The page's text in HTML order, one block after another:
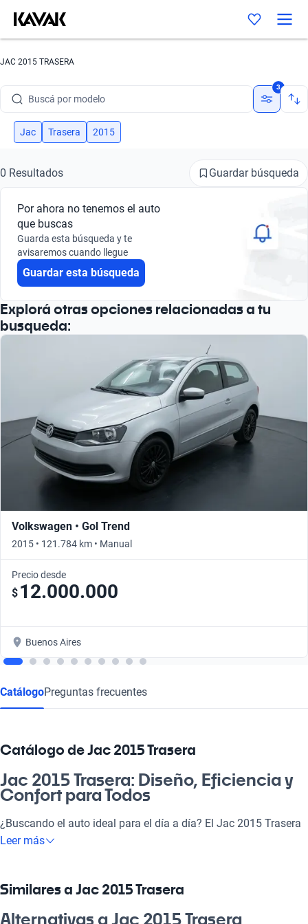
JAC 2015 TRASERA
Buscá por modelo
Buscá por versión
Buscá por marca
Buscá por modelo
Buscá por versión
3
Jac Trasera 2015
0 Resultados Guardar búsqueda
Por ahora no tenemos el auto
que buscas
Guarda esta búsqueda y te
avisaremos cuando llegue
Guardar esta búsqueda
Explorá otras opciones relacionadas a tu
busqueda:
Volkswagen • Gol Trend
2015 • 121.784 km • Manual
Precio desde
$ 12.000.000
Buenos Aires
CatálogoPreguntas frecuentes
Catálogo de Jac 2015 Trasera
Jac 2015 Trasera: Diseño, Eficiencia y
Confort para Todos
¿Buscando el auto ideal para el día a día? El Jac 2015 Trasera
es tu mejor elección. Con un motor eficiente, este rodado no
fin de semana. Su diseño moderno y su gran confort lo hacen
destacar en el competitivo mercado argentino, asegurándote
una experiencia de manejo única y placentera.
Leer más
Similares a Jac 2015 Trasera
Alternativas a Jac 2015 Trasera